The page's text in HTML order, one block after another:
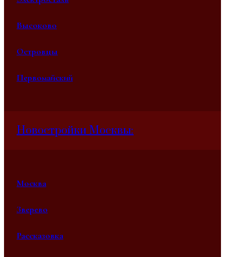
Высоково
Островцы
Первомайский
Новостройки Москвы:
Москва
Зверево
Рассказовка